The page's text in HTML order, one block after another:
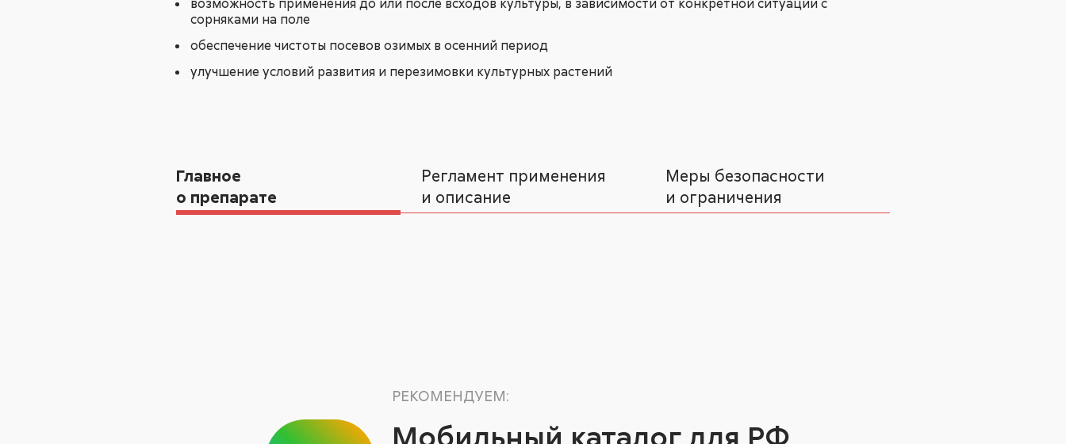
сорняками на поле
обеспечение чистоты посевов озимых в осенний период
улучшение условий развития и перезимовки культурных растений
Главное
о препарате
Регламент применения
и описание
Меры безопасности
и ограничения
РЕКОМЕНДУЕМ:
Мобильный каталог для РФ